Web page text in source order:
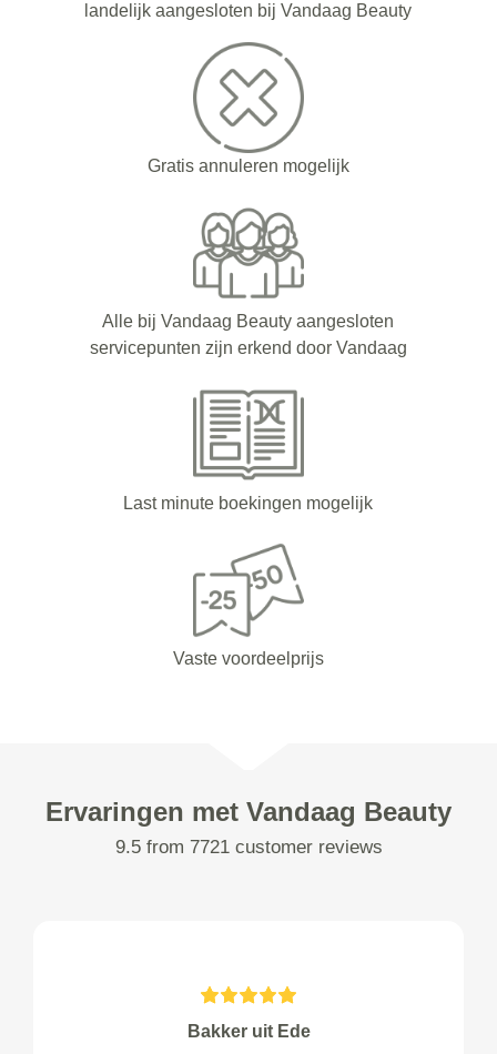
landelijk aangesloten bij Vandaag Beauty
Gratis annuleren mogelijk
Alle bij Vandaag Beauty aangesloten
servicepunten zijn erkend door Vandaag
Last minute boekingen mogelijk
Vaste voordeelprijs
Ervaringen met Vandaag Beauty
9.5 from 7721 customer reviews
Bakker uit Ede